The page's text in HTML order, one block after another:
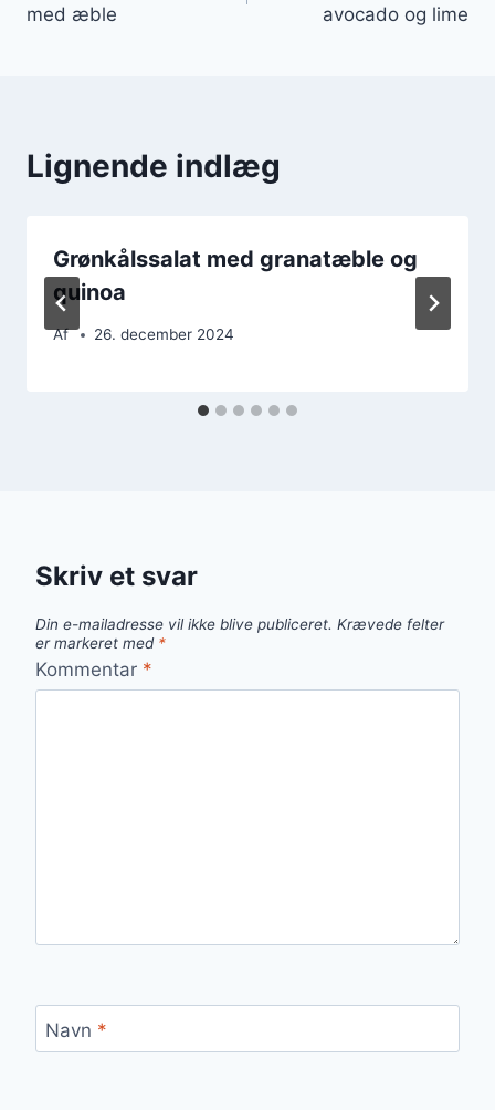
med æble
avocado og lime
Lignende indlæg
Grønkålssalat med granatæble og
quinoa
Af 26. december 2024
Skriv et svar
Din e-mailadresse vil ikke blive publiceret. Krævede felter
er markeret med *
Kommentar *
Navn *